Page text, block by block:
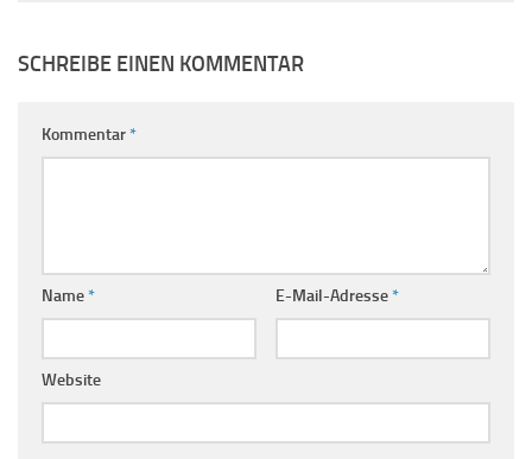
SCHREIBE EINEN KOMMENTAR
Kommentar*
Name* E-Mail-Adresse*
Website